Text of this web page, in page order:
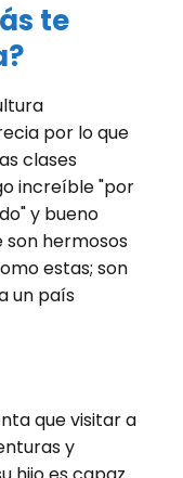
te
por lo que
clases
increíble "por
y bueno
son hermosos
estas; son
un país
que visitar a
y